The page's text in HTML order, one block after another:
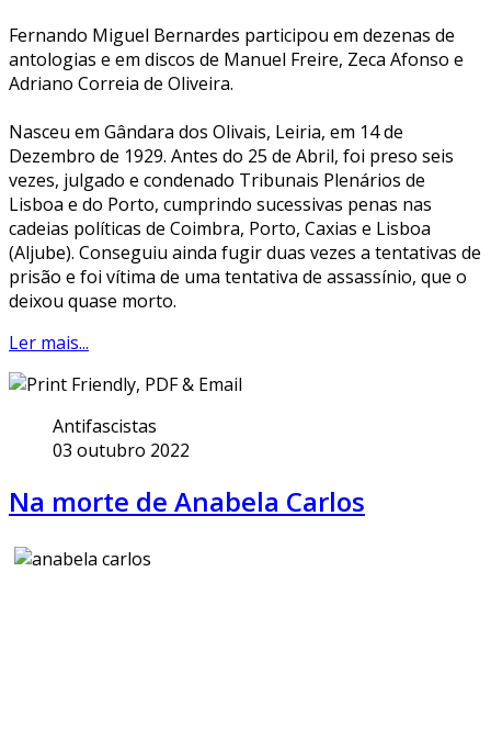
Fernando Miguel Bernardes participou em dezenas de
antologias e em discos de Manuel Freire, Zeca Afonso e
Adriano Correia de Oliveira.
Nasceu em Gândara dos Olivais, Leiria, em 14 de
Dezembro de 1929. Antes do 25 de Abril, foi preso seis
vezes, julgado e condenado Tribunais Plenários de
Lisboa e do Porto, cumprindo sucessivas penas nas
cadeias políticas de Coimbra, Porto, Caxias e Lisboa
(Aljube). Conseguiu ainda fugir duas vezes a tentativas de
prisão e foi vítima de uma tentativa de assassínio, que o
deixou quase morto.
Ler mais...
Antifascistas
03 outubro 2022
Na morte de Anabela Carlos